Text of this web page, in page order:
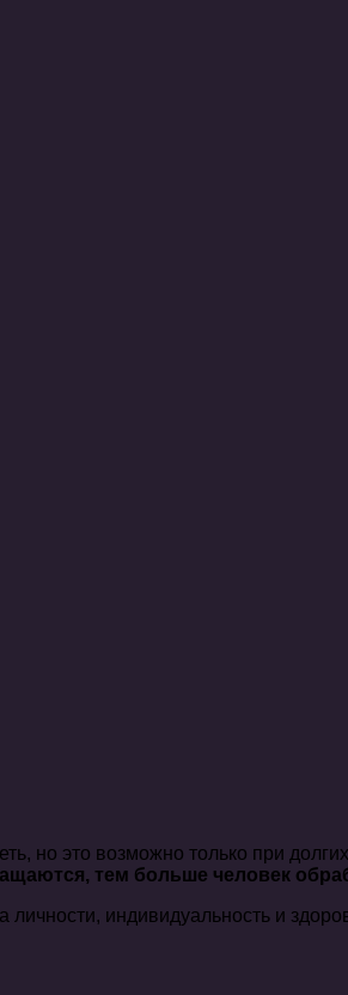
но это возможно только при
тем больше человек
личности, индивидуальность и